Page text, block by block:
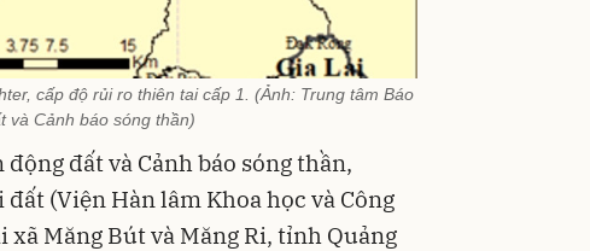
cấp độ rủi ro thiên tai cấp 1. (Ảnh: Trung tâm Báo
và Cảnh báo sóng thần)
đất và Cảnh báo sóng thần,
(Viện Hàn lâm Khoa học và Công
xã Măng Bút và Măng Ri, tỉnh Quảng